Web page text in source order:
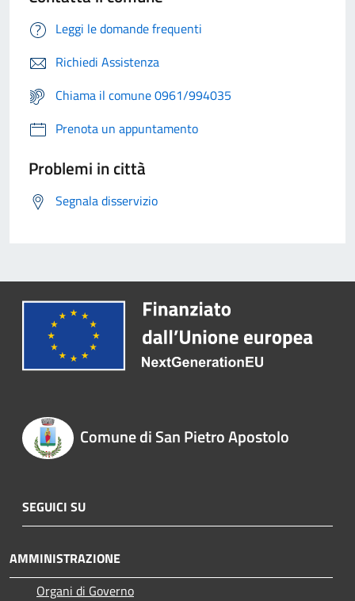
Leggi le domande frequenti
Richiedi Assistenza
Chiama il comune 0961/994035
Prenota un appuntamento
Problemi in città
Segnala disservizio
Comune di San Pietro Apostolo
SEGUICI SU
AMMINISTRAZIONE
Organi di Governo